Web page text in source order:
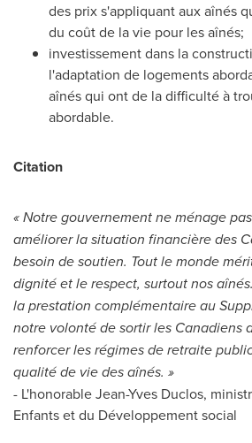
des prix s'appliquant aux aînés
du coût de la vie pour les aînés;
investissement dans la
l'adaptation de logements
aînés qui ont de la difficulté à
abordable.
Citation
« Notre gouvernement ne ménage
améliorer la situation financière des
besoin de soutien. Tout le monde
dignité et le respect, surtout nos
la prestation complémentaire au
notre volonté de sortir les Canadiens
renforcer les régimes de retraite
qualité de vie des aînés. »
- L'honorableJean-Yves Duclos,
Enfants et du Développement social